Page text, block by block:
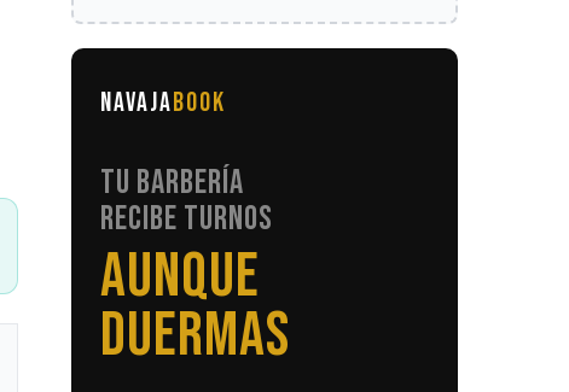
NAVAJABOOK
TU BARBERÍA
RECIBE TURNOS
SIN LLAMADAS